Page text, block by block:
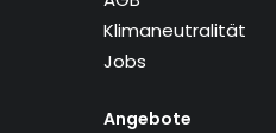
Klimaneutralität
Jobs
Angebote